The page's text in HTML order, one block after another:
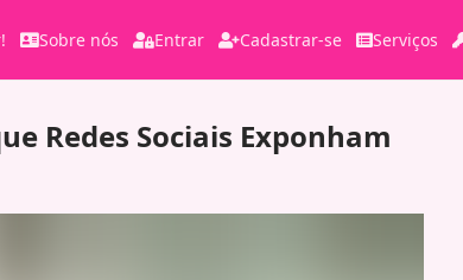
Sobre nós Entrar Cadastrar-se Serviços
Redes Sociais Exponham